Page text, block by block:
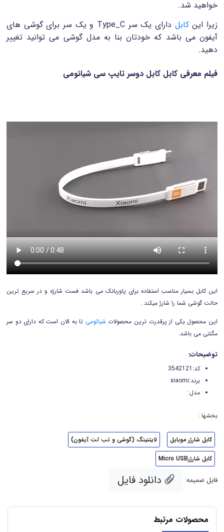
خواهید شد.
زیرا اینکابل
دارای یک سر Type_C و یک سر برای گوشی های
آیفون می باشد که خودتان بنا به مدل گوشی می توانیدتغییر
دهید.
فیلم معرفی کابل کابل دوسر تایپ سی شیائومی
این کابل بسیار مناسب استفاده برای پاوربانک می باشد فست شارژه و در سریع ترین
حالت گوشی شما را شارژ میکند .
این محصول یکی از پرقدرت ترین محصولات شیائومی تا به الان است که دارای دو سر
مگنتی می باشد.
توضیحات:
کد:3542121
برند:xiaomi
مدل:
بخشها :
کابل شارژر موبایل
لایتنینگ (گوشی و تب لت آیفون)
کابل شارژرMicro USB
فایل ضمیمه: دانلود فایل
محصولات مرتبط